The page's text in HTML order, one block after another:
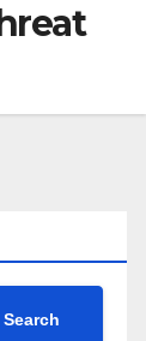
Search